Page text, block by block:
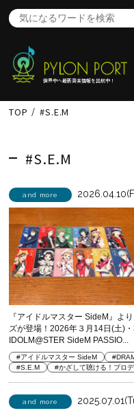
世界中へ最新音楽情報を出航中！
TOP #S.E.M
#S.E.M
and more
『アイドルマスター SideM』よ
ズが登場！2026年３月14日(土)
IDOLM@STER SideM PASSIO...
#アイドルマスター SideM
#S.E.M
#かざして聴ける！プロ
and more